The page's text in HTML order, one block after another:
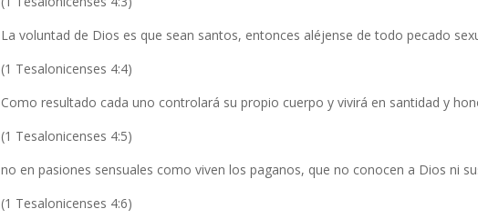
La voluntad de Dios es que sean santos, entonces aléjense de todo pecado
(1 Tesalonicenses 4:4)
Como resultado cada uno controlará su propio cuerpo y vivirá en santidad y
(1 Tesalonicenses 4:5)
no en pasiones sensuales como viven los paganos, que no conocen a Dios ni
(1 Tesalonicenses 4:6)